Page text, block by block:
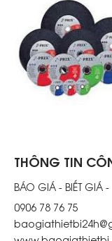
THÔNG TIN
BÁO GIÁ - BIẾT GIÁ
0906 78 76 75